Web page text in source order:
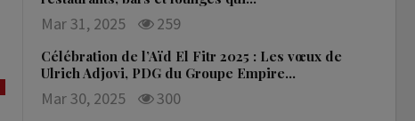
Mar 31, 2025 259
Célébration de l’Aïd El Fitr 2025 : Les vœux de
Ulrich Adjovi, PDG du Groupe Empire…
Mar 30, 2025 300